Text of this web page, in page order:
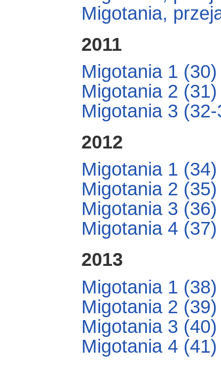
Migotania,
2011
Migotania 1
Migotania 2
Migotania 3
2012
Migotania 1
Migotania 2
Migotania 3
Migotania 4
2013
Migotania 1
Migotania 2
Migotania 3
Migotania 4